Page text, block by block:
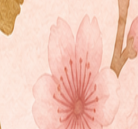
beachtet. Insbesondere
von